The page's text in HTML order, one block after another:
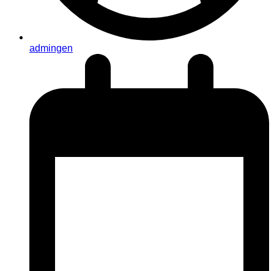
admingen